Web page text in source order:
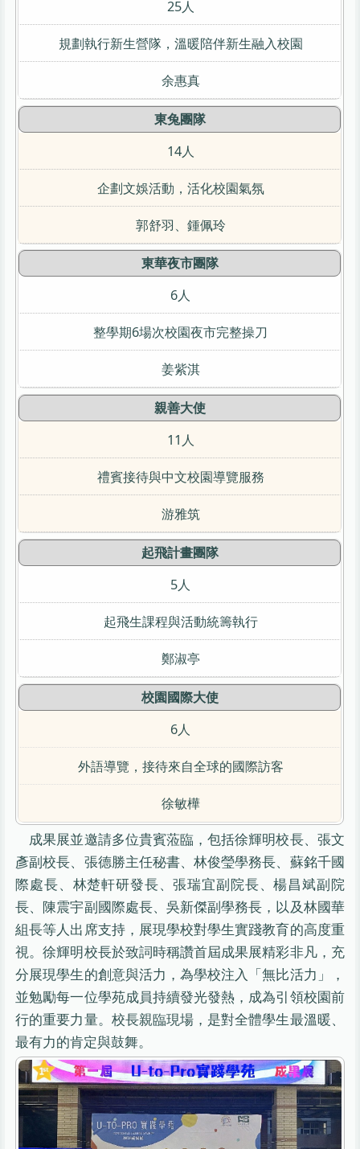
25人
規劃執行新生營隊，溫暖陪伴新生融入校園
余惠真
東兔團隊
14人
企劃文娛活動，活化校園氣氛
郭舒羽、鍾佩玲
東華夜市團隊
6人
整學期6場次校園夜市完整操刀
姜紫淇
親善大使
11人
禮賓接待與中文校園導覽服務
游雅筑
起飛計畫團隊
5人
起飛生課程與活動統籌執行
鄭淑亭
校園國際大使
6人
外語導覽，接待來自全球的國際訪客
徐敏樺
成果展並邀請多位貴賓蒞臨，包括徐輝明校長、張文
彥副校長、張德勝主任秘書、林俊瑩學務長、蘇銘千國
際處長、林楚軒研發長、張瑞宜副院長、楊昌斌副院
長、陳震宇副國際處長、吳新傑副學務長，以及林國華
組長等人出席支持，展現學校對學生實踐教育的高度重
視。徐輝明校長於致詞時稱讚首屆成果展精彩非凡，充
分展現學生的創意與活力，為學校注入「無比活力」，
並勉勵每一位學苑成員持續發光發熱，成為引領校園前
行的重要力量。校長親臨現場，是對全體學生最溫暖、
最有力的肯定與鼓舞。